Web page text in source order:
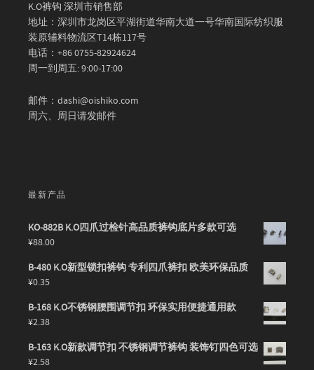
K.O裤钩 深圳市销售部
地址：深圳市龙岗区平湖街道华南大道一号华南国际纺织服
装原辅料物流区T14栋117号
电话：+86 0755-82924624
周一到周五: 9:00-17:00
邮件：dashi@oishiko.com
周六、周日请发邮件
最新产品
KO-882B K.O四爪过检针高品质裤钩底片多款可选
¥88.00
B-480 K.O新型锁扣裤钩 专利四爪裤扣 欧美环保品质
¥0.35
B-168 K.O不锈钢腰围调节扣 环保实用便捷通用款
¥2.38
B-163 K.O新款调节扣 不锈钢调节裤钩 装饰钉四色可选
¥2.58